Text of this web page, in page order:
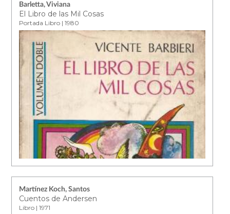
Barletta, Viviana
El Libro de las Mil Cosas
Portada Libro | 1980
Martínez Koch, Santos
Cuentos de Andersen
Libro | 1971